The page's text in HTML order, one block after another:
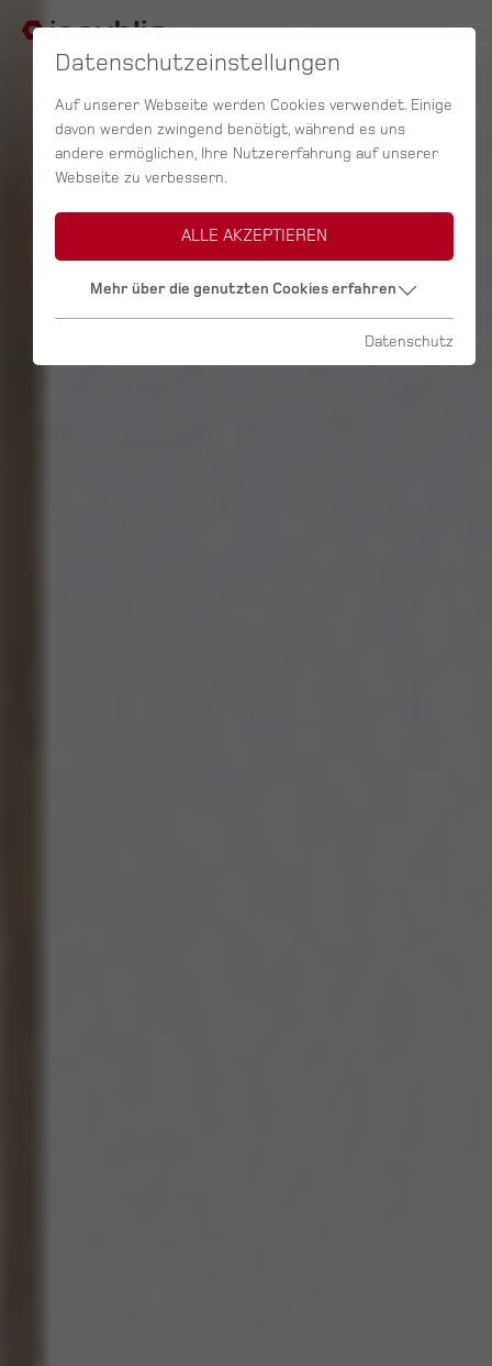
Datenschutzeinstellungen
Auf unserer Webseite werden Cookies verwendet. Einige
davon werden zwingend benötigt, während es uns
andere ermöglichen, Ihre Nutzererfahrung auf unserer
Webseite zu verbessern.
ALLE AKZEPTIEREN
Mehr über die genutzten Cookies erfahren
Datenschutz